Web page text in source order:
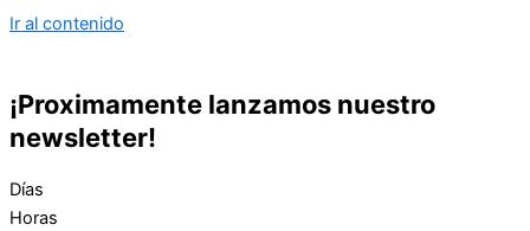
Ir al contenido
¡Proximamente lanzamos nuestro
newsletter!
Días
Horas